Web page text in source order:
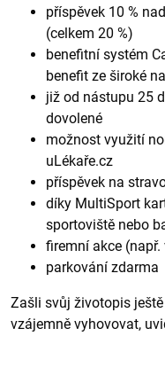
příspěvek 10 %
(celkem 20 %)
benefitní systém
benefit ze široké
již od nástupu 25
dovolené
možnost využití
uLékaře.cz
příspěvek na
díky MultiSport
sportoviště nebo
firemní akce
parkování zdarma
Zašli svůj životopis
vzájemně vyhovovat,